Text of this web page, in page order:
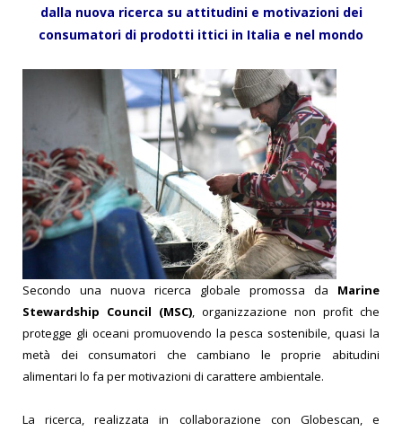
dalla nuova ricerca su attitudini e motivazioni dei
consumatori di prodotti ittici in Italia e nel mondo
Secondo una nuova ricerca globale promossa da Marine
Stewardship Council (MSC), organizzazione non profit che
protegge gli oceani promuovendo la pesca sostenibile, quasi la
metà dei consumatori che cambiano le proprie abitudini
alimentari lo fa per motivazioni di carattere ambientale.
La ricerca, realizzata in collaborazione con Globescan, e